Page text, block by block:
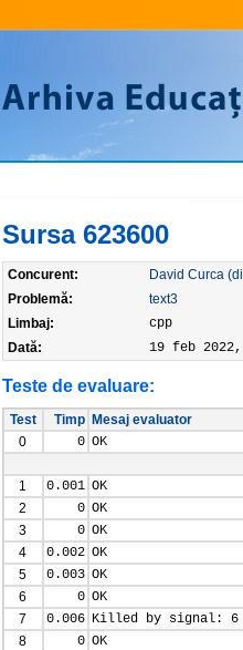
Sursa 623600
Concurent:
David Curca
Problemă:
text3
Limbaj:
cpp
Dată:
19 feb
Teste de evaluare:
Test Timp Mesaj evaluator
0
0 OK
1 0.001 OK
2
0 OK
3
0 OK
4
0.002 OK
5
0.003 OK
6
0 OK
7
0.006 Killed by signal: 6
8
0 OK